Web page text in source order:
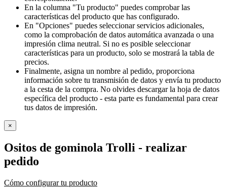
En la columna "Tu producto" puedes comprobar las
características del producto que has configurado.
En "Opciones" puedes seleccionar servicios adicionales,
como la comprobación de datos automática avanzada o una
impresión clima neutral. Si no es posible seleccionar
características para un producto, solo se mostrará la tabla de
precios.
Finalmente, asigna un nombre al pedido, proporciona
información sobre tu transmisión de datos y envía tu producto
a la cesta de la compra. No olvides descargar la hoja de datos
específica del producto - esta parte es fundamental para crear
tus datos de impresión.
×
Ositos de gominola Trolli - realizar
pedido
Cómo configurar tu producto